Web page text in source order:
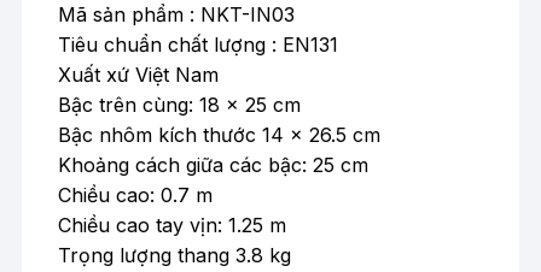
Mã sản phẩm : NKT-IN03
Tiêu chuẩn chất lượng : EN131
Xuất xứ Việt Nam
Bậc trên cùng: 18 x 25 cm
Bậc nhôm kích thước 14 x 26.5 cm
Khoảng cách giữa các bậc: 25 cm
Chiều cao: 0.7 m
Chiều cao tay vịn: 1.25 m
Trọng lượng thang 3.8 kg